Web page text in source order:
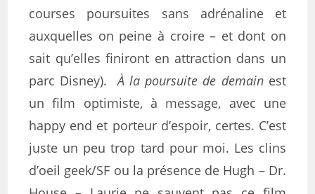
courses poursuites sans adrénaline et
auxquelles on peine à croire – et dont on
sait qu’elles finiront en attraction dans un
parc Disney).À la poursuite de demainest
un film optimiste, à message, avec une
happy end et porteur d’espoir, certes. C’est
juste un peu trop tard pour moi. Les clins
d’oeil geek/SF ou la présence de Hugh – Dr.